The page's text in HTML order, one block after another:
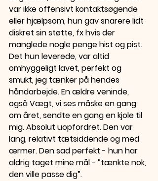
var ikke offensivt kontaktsøgende
eller hjælpsom, hun gav snarere lidt
diskret sin støtte, fx hvis der
manglede nogle penge hist og pist.
Det hun leverede, var altid
omhyggeligt lavet, perfekt og
smukt, jeg tænker på hendes
håndarbejde. En ældre veninde,
også Vægt, vi ses måske en gang
om året, sendte en gang en kjole til
mig. Absolut uopfordret. Den var
lang, relativt tætsiddende og med
ærmer. Den sad perfekt - hun har
aldrig taget mine mål - ”tænkte nok,
den ville passe dig”.